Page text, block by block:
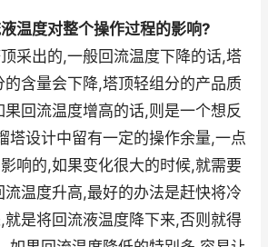
温度对整个操作过程的影响?
采出的,一般回流温度下降的话,塔
含量会下降,塔顶轻组分的产品质
回流温度增高的话,则是一个想反
塔设计中留有一定的操作余量,一点
响的,如果变化很大的时候,就需要
温度升高,最好的办法是赶快将冷
是将回流液温度降下来,否则就得